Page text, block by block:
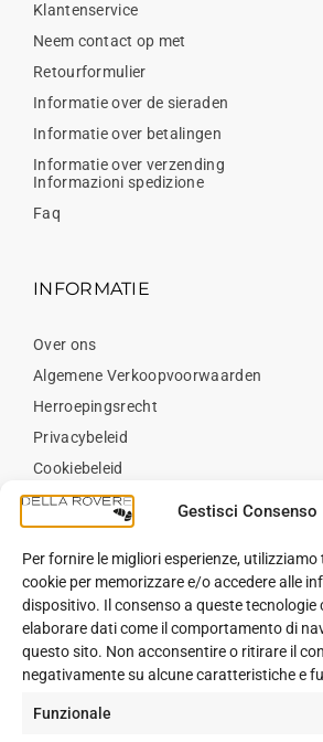
Gestisci Consenso
Per fornire le migliori esperienze, utilizziamo
cookie per memorizzare e/o accedere alle
dispositivo. Il consenso a queste tecnologie
elaborare dati come il comportamento di
questo sito. Non acconsentire o ritirare il
negativamente su alcune caratteristiche e
Funzionale
Klantenservice
Neem contact op met
Retourformulier
Informatie over de sieraden
Informatie over betalingen
Informatie over verzending
Informazioni spedizione
Faq
INFORMATIE
Over ons
Algemene Verkoopvoorwaarden
Herroepingsrecht
Privacybeleid
Cookiebeleid
Neem contact op met
BLOG
Blog